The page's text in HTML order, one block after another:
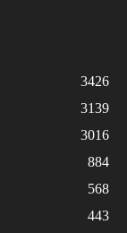
3426
3139
3016
884
568
443